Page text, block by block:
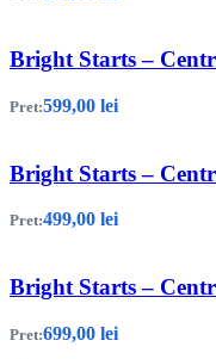
Bright Starts –
Pret:599,00 lei
Bright Starts –
Pret:499,00 lei
Bright Starts –
Pret:699,00 lei